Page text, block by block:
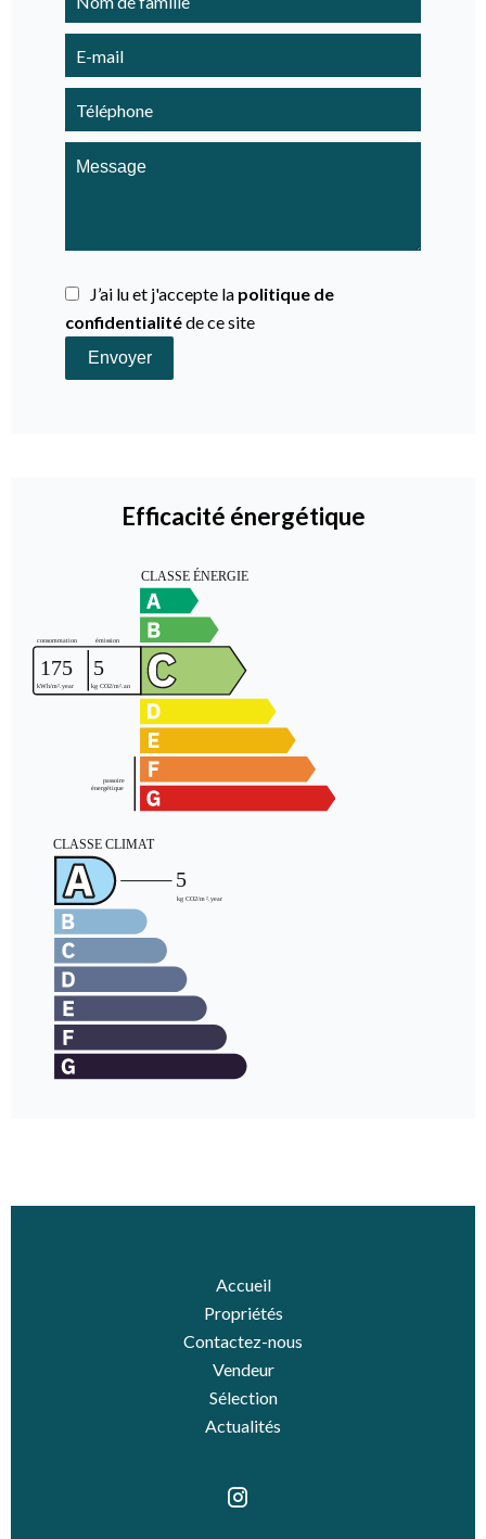
J’ai lu et j'accepte la politique de
confidentialitéde ce site
Envoyer
Efficacité énergétique
Accueil
Propriétés
Contactez-nous
Vendeur
Sélection
Actualités